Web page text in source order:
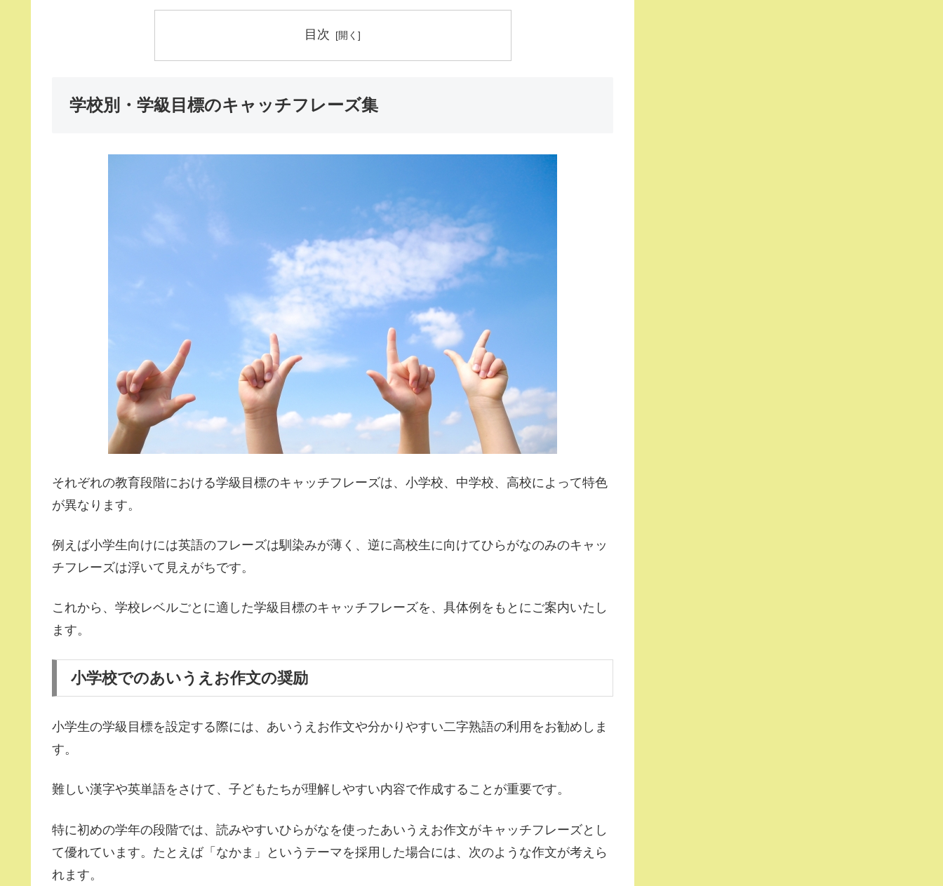
目次
学校別・学級目標のキャッチフレーズ集
それぞれの教育段階における学級目標のキャッチフレーズは、小学校、中学校、高校によって特色
が異なります。
例えば小学生向けには英語のフレーズは馴染みが薄く、逆に高校生に向けてひらがなのみのキャッ
チフレーズは浮いて見えがちです。
これから、学校レベルごとに適した学級目標のキャッチフレーズを、具体例をもとにご案内いたし
ます。
小学校でのあいうえお作文の奨励
小学生の学級目標を設定する際には、あいうえお作文や分かりやすい二字熟語の利用をお勧めしま
す。
難しい漢字や英単語をさけて、子どもたちが理解しやすい内容で作成することが重要です。
特に初めの学年の段階では、読みやすいひらがなを使ったあいうえお作文がキャッチフレーズとし
て優れています。たとえば「なかま」というテーマを採用した場合には、次のような作文が考えら
れます。